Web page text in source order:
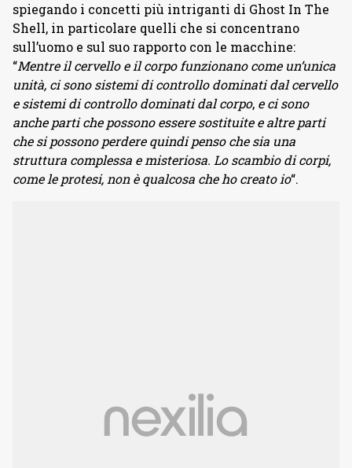
spiegando i concetti più intriganti di Ghost In The
Shell, in particolare quelli che si concentrano
sull’uomo e sul suo rapporto con le macchine:
“Mentre il cervello e il corpo funzionano come un’unica
unità, ci sono sistemi di controllo dominati dal cervello
e sistemi di controllo dominati dal corpo, e ci sono
anche parti che possono essere sostituite e altre parti
che si possono perdere quindi penso che sia una
struttura complessa e misteriosa. Lo scambio di corpi,
come le protesi, non è qualcosa che ho creato io“.